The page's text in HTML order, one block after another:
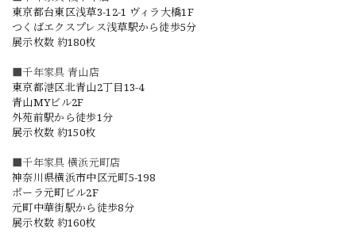
東京都台東区浅草3-12-1 ヴィラ大橋1F
つくばエクスプレス浅草駅から徒歩5分
展示枚数 約180枚
■千年家具 青山店
東京都港区北青山2丁目13-4
青山MYビル2F
外苑前駅から徒歩1分
展示枚数 約150枚
■千年家具 横浜元町店
神奈川県横浜市中区元町5-198
ポーラ元町ビル2F
元町中華街駅から徒歩8分
展示枚数 約160枚